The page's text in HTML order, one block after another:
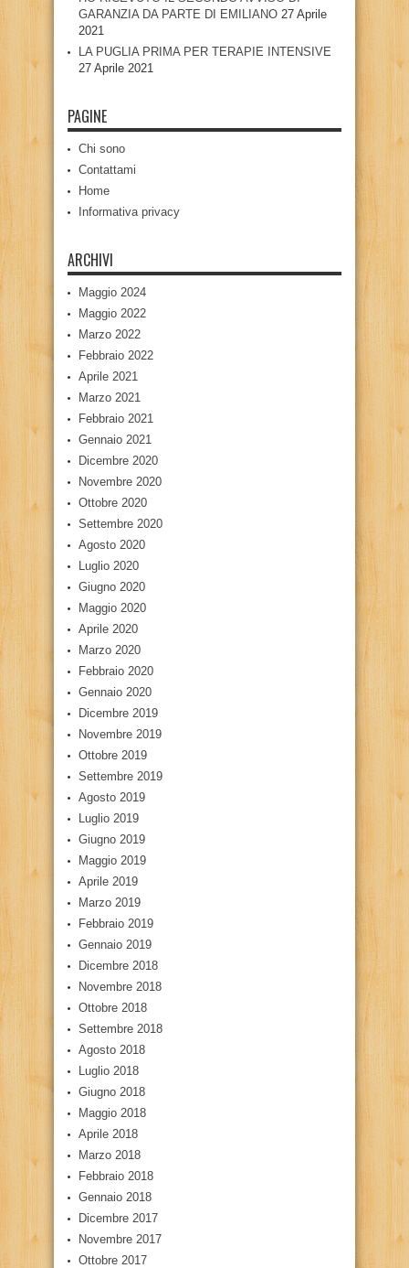
GARANZIA DA PARTE DI EMILIANO 27 Aprile
2021
LA PUGLIA PRIMA PER TERAPIE INTENSIVE
27 Aprile 2021
PAGINE
Chi sono
Contattami
Home
Informativa privacy
ARCHIVI
Maggio 2024
Maggio 2022
Marzo 2022
Febbraio 2022
Aprile 2021
Marzo 2021
Febbraio 2021
Gennaio 2021
Dicembre 2020
Novembre 2020
Ottobre 2020
Settembre 2020
Agosto 2020
Luglio 2020
Giugno 2020
Maggio 2020
Aprile 2020
Marzo 2020
Febbraio 2020
Gennaio 2020
Dicembre 2019
Novembre 2019
Ottobre 2019
Settembre 2019
Agosto 2019
Luglio 2019
Giugno 2019
Maggio 2019
Aprile 2019
Marzo 2019
Febbraio 2019
Gennaio 2019
Dicembre 2018
Novembre 2018
Ottobre 2018
Settembre 2018
Agosto 2018
Luglio 2018
Giugno 2018
Maggio 2018
Aprile 2018
Marzo 2018
Febbraio 2018
Gennaio 2018
Dicembre 2017
Novembre 2017
Ottobre 2017